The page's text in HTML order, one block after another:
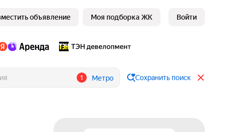
объявление Моя подборка ЖК Войти
1 Метро Сохранить поиск